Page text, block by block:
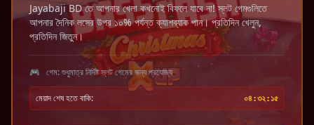
Jayabaji BD তে আপনার খেলা কখনোই বিফলে যাবে না! স্লট গেমগুলিতে
আপনার দৈনিক লসের উপর ১০% পর্যন্ত ক্যাশব্যাক পান। প্রতিদিন খেলুন,
প্রতিদিন জিতুন।
🎮 গেম: শুধুমাত্র নির্দিষ্ট স্লট গেমের জন্য প্রযোজ্য
মেয়াদ শেষ হতে বাকি: ০৪:৩২ : ১৫